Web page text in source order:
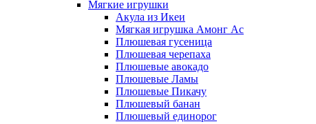
Мягкие игрушки
Акула из Икеи
Мягкая игрушка Амонг Ас
Плюшевая гусеница
Плюшевая черепаха
Плюшевые авокадо
Плюшевые Ламы
Плюшевые Пикачу
Плюшевый банан
Плюшевый единорог